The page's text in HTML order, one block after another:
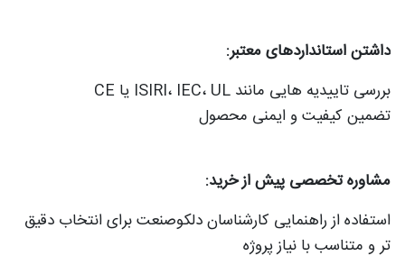
داشتن استانداردهای معتبر:
بررسی تاییدیه‌ هایی مانند ISIRI، IEC، UL یا CE
تضمین کیفیت و ایمنی محصول
مشاوره تخصصی پیش از خرید:
استفاده از راهنمایی کارشناسان دلکوصنعت برای انتخاب دقیق‌
تر و متناسب با نیاز پروژه